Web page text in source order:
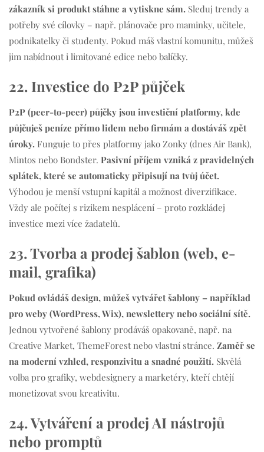
zákazník si produkt stáhne a vytiskne sám. Sleduj trendy a
potřeby své cílovky – např. plánovače pro maminky, učitele,
podnikatelky či studenty. Pokud máš vlastní komunitu, můžeš
jim nabídnout i limitované edice nebo balíčky.
22. Investice do P2P půjček
P2P (peer-to-peer) půjčky jsou investiční platformy, kde
půjčuješ peníze přímo lidem nebo firmám a dostáváš zpět
úroky. Funguje to přes platformy jako Zonky (dnes Air Bank),
Mintos nebo Bondster. Pasivní příjem vzniká z pravidelných
splátek, které se automaticky připisují na tvůj účet.
Výhodou je menší vstupní kapitál a možnost diverzifikace.
Vždy ale počítej s rizikem nesplácení – proto rozkládej
investice mezi více žadatelů.
23. Tvorba a prodej šablon (web, e-
mail, grafika)
Pokud ovládáš design, můžeš vytvářet šablony – například
pro weby (WordPress, Wix), newslettery nebo sociální sítě.
Jednou vytvořené šablony prodáváš opakovaně, např. na
Creative Market, ThemeForest nebo vlastní stránce. Zaměř se
na moderní vzhled, responzivitu a snadné použití. Skvělá
volba pro grafiky, webdesignery a marketéry, kteří chtějí
monetizovat svou kreativitu.
24. Vytváření a prodej AI nástrojů
nebo promptů